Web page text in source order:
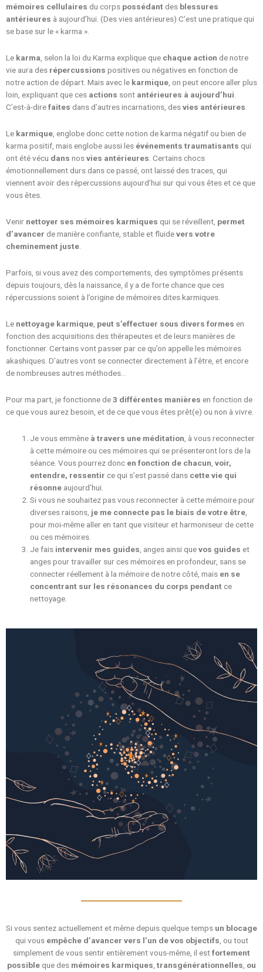
mémoires cellulaires du corps possédant des blessures
antérieures à aujourd’hui. (Des vies antérieures) C’est une pratique qui
se base sur le « karma ».
Le karma , selon la loi du Karma explique que chaque action de notre
vie aura des répercussions positives ou négatives en fonction de
notre action de départ. Mais avec le karmique , on peut encore aller plus
loin, expliquant que ces actions sont antérieures à aujourd’hui
C’est-à-direfaites dans d’autres incarnations, desvies antérieures
Le karmique , englobe donc cette notion de karma négatif ou bien de
karma positif, mais englobe aussi les événements traumatisants qui
ont été vécu dans nosvies antérieures . Certains chocs
émotionnellement durs dans ce passé, ont laissé des traces, qui
viennent avoir des répercussions aujourd’hui sur qui vous êtes et ce que
vous êtes.
Venir nettoyer ses mémoires karmiques qui se réveillent, permet
d’avancer de manière confiante, stable et fluidevers votre
cheminement juste
Parfois, si vous avez des comportements, des symptômes présents
depuis toujours, dès la naissance, il y a de forte chance que ces
répercussions soient à l’origine de mémoires dites karmiques.
Le nettoyage karmique peut s’effectuer sous divers formes en
fonction des acquisitions des thérapeutes et de leurs manières de
fonctionner. Certains vont passer par ce qu’on appelle les mémoires
akashiques. D’autres vont se connecter directement à l’être, et encore
de nombreuses autres méthodes…
Pour ma part, je fonctionne de3 différentes manières en fonction de
ce que vous aurez besoin, et de ce que vous êtes prêt(e) ou non à vivre.
Je vous emmène à travers une méditation , à vous reconnecter
à cette mémoire ou ces mémoires qui se présenteront lors de la
séance. Vous pourrez donc en fonction de chacun ,voir,
entendre, ressentir ce qui s’est passé dans cette vie qui
résonne aujourd’hui.
Si vous ne souhaitez pas vous reconnecter à cette mémoire pour
diverses raisons, je me connecte pas le biais de votre être
pour moi-même aller en tant que visiteur et harmoniseur de cette
ou ces mémoires.
Je fais intervenir mes guides , anges ainsi quevos guides et
anges pour travailler sur ces mémoires en profondeur, sans se
connecter réellement à la mémoire de notre côté, mais en se
concentrant sur les résonances du corps pendant ce
nettoyage.
Si vous sentez actuellement et même depuis quelque temps un blocage
qui vous empêche d’avancer vers l’un de vos objectifs , ou tout
simplement de vous sentir entièrement vous-même, il estfortement
possibleque des mémoires karmiques transgénérationnelles ou